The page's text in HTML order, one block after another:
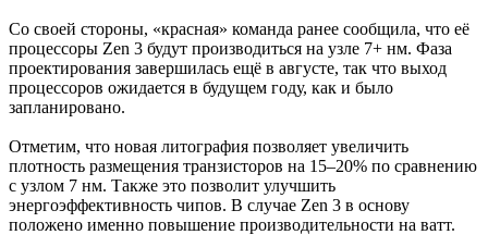
Со своей стороны, «красная» команда ранее сообщила, что её
процессоры Zen 3 будут производиться на узле 7+ нм. Фаза
проектирования завершилась ещё в августе, так что выход
процессоров ожидается в будущем году, как и было
запланировано.
Отметим, что новая литография позволяет увеличить
плотность размещения транзисторов на 15–20% по сравнению
с узлом 7 нм. Также это позволит улучшить
энергоэффективность чипов. В случае Zen 3 в основу
положено именно повышение производительности на ватт.